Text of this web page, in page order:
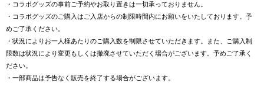
・コラボグッズの事前ご予約やお取り置きは一切承っておりません。
・コラボグッズのご購入はご入店からの制限時間内にお願いをいたしております。予
めご了承ください。
・状況によりお一人様あたりのご購入数を制限させていただきます。
また、ご購入制
限数は状況により変更もしくは撤廃させていただく場合がございます。予めご了承く
ださい。
・一部商品は予告なく販売を終了する場合がございます。